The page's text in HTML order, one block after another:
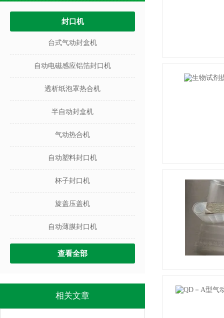
封口机
台式气动封盒机
自动电磁感应铝箔封口机
透析纸泡罩热合机
半自动封盒机
气动热合机
自动塑料封口机
杯子封口机
旋盖压盖机
自动薄膜封口机
查看全部
相关文章